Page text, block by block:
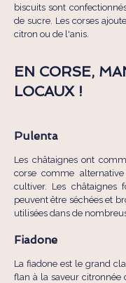
biscuits sont
de sucre. Les corses
citron ou de l'anis.
EN CORSE,
LOCAUX !
Pulenta
Les châtaignes ont
corse comme
cultiver. Les châtaignes
peuvent être séchées et
utilisées dans de
Fiadone
La fiadone est le grand
flan à la saveur